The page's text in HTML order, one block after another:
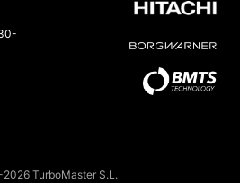
TurboMaster S.L.